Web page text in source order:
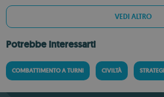
VEDI ALTRO
Potrebbe interessarti
COMBATTIMENTO A TURNI CIVILTÀ